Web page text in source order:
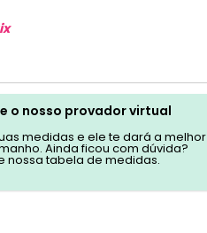
o nosso provador virtual
medidas e ele te dará a melhor
Ainda ficou com dúvida?
nossa tabela de medidas.